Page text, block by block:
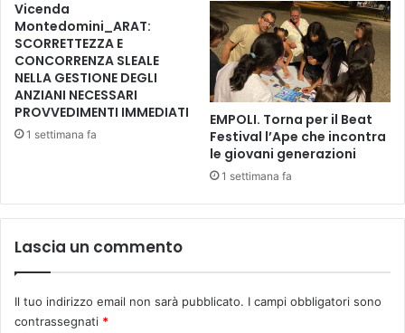
l
t
i
m
o
i
n
t
2
5
Vicenda
Montedomini_ARAT:
SCORRETTEZZA E
CONCORRENZA SLEALE
NELLA GESTIONE DEGLI
ANZIANI NECESSARI
PROVVEDIMENTI IMMEDIATI
1 settimana fa
EMPOLI. Torna per il Beat
Festival l’Ape che incontra
le giovani generazioni
1 settimana fa
Lascia un commento
Il tuo indirizzo email non sarà pubblicato. I campi obbligatori sono
contrassegnati *